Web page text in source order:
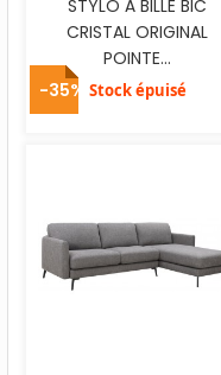
STYLO À BILLE BIC
CRISTAL ORIGINAL
POINTE...
Stock épuisé
-35%